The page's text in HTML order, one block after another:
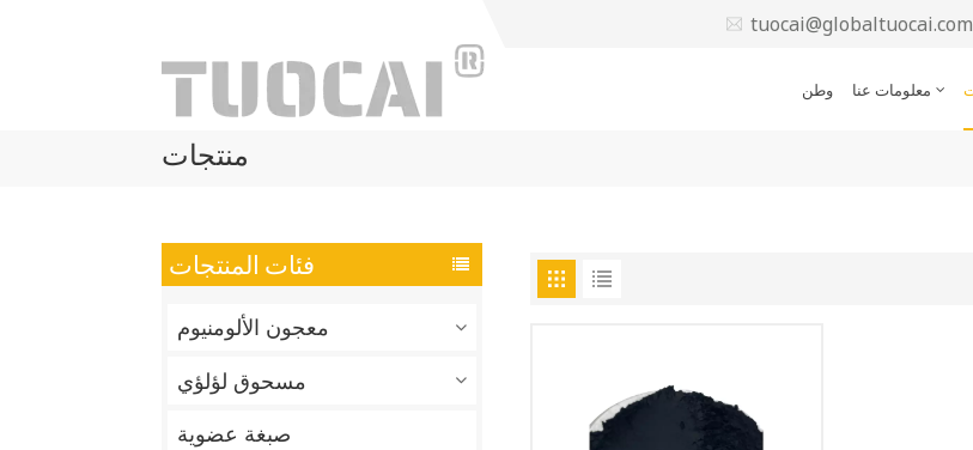
tuocai@globaltuocai.com
وطن معلومات عنا
منتجات
فئات المنتجات
معجون الألومنيوم
مسحوق لؤلؤي
صبغة عضوية